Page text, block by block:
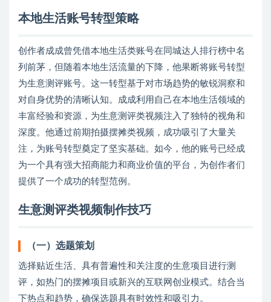
本地生活账号转型策略
创作者成成曾凭借本地生活类账号在同城达人排行榜中名
列前茅，但随着本地生活流量的下降，他果断将账号转型
为生意测评账号。这一转型基于对市场趋势的敏锐洞察和
对自身优势的清晰认知。成成利用自己在本地生活领域的
丰富经验和资源，为生意测评类视频注入了独特的视角和
深度。他通过前期拍摄摆摊类视频，成功吸引了大量关
注，为账号转型奠定了坚实基础。如今，他的账号已经成
为一个具有强大招商能力和商业价值的平台，为创作者们
提供了一个成功的转型范例。
生意测评类视频制作技巧
（一）选题策划
选择贴近生活、具有普遍性和关注度的生意项目进行测
评，如热门的摆摊项目或新兴的互联网创业模式。结合当
下热点和趋势，确保选题具有时效性和吸引力。